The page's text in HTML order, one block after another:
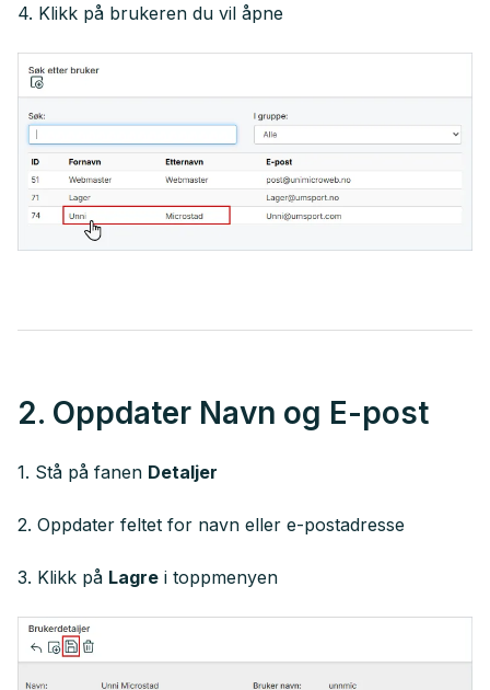
4. Klikk på brukeren du vil åpne
2. Oppdater Navn og E-post
1. Stå på fanen Detaljer
2. Oppdater feltet for navn eller e-postadresse
3. Klikk på Lagre i toppmenyen